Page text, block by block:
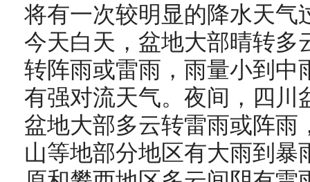
将有一次较明显的降水天气
今天白天，盆地大部晴转多
转阵雨或雷雨，雨量小到中
有强对流天气。夜间，四川
盆地大部多云转雷雨或阵雨
山等地部分地区有大雨到暴